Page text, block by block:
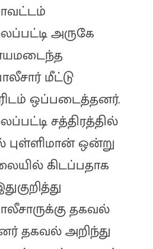
அருகே
மீட்டு
ஒப்படைத்தனர்.
சத்திரத்தில்
ஒன்று
கிடப்பதாக
தகவல்
தகவல் அறிந்து